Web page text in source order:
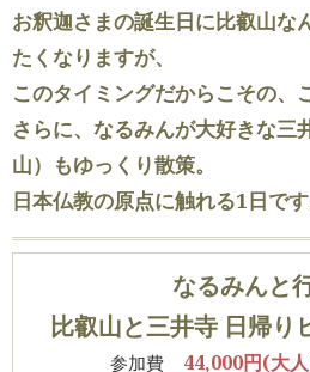
お釈迦さまの誕生日に比叡山な
たくなりますが、
このタイミングだからこその、
さらに、なるみんが大好きな三
山）もゆっくり散策。
日本仏教の原点に触れる1日です
なるみんと
比叡山と三井寺 日帰り
参加費44,000円(大人